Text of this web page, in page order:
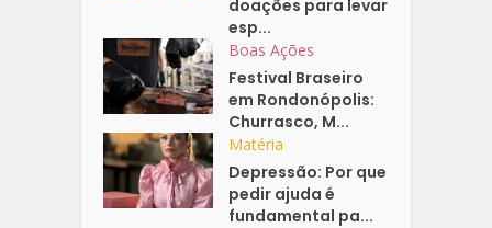
doações para levar
esp...
Boas Ações
Festival Braseiro
em Rondonópolis:
Churrasco, M...
Matéria
Depressão: Por que
pedir ajuda é
fundamental pa...